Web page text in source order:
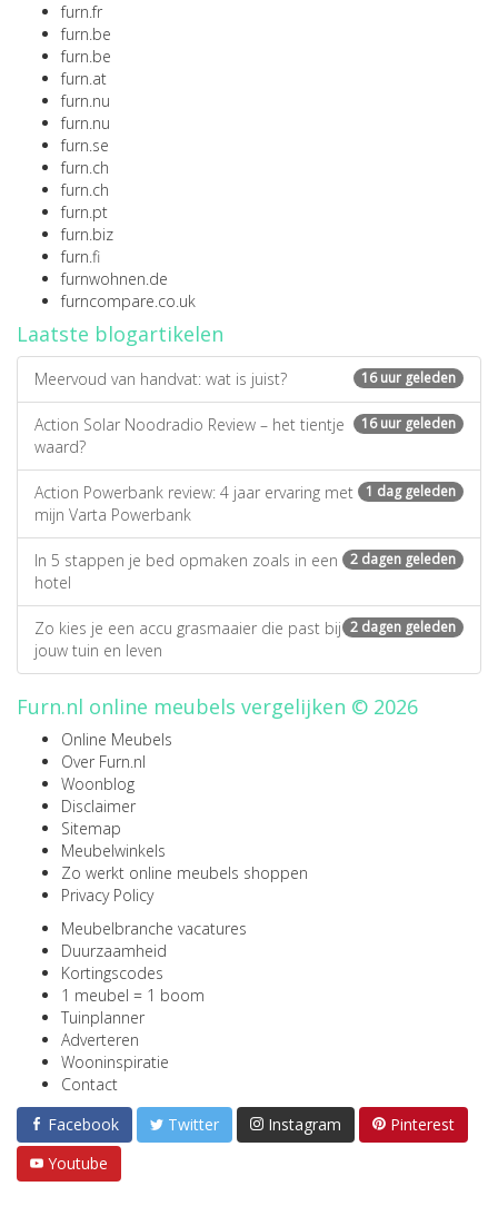
furn.fr
furn.be
furn.be
furn.at
furn.nu
furn.nu
furn.se
furn.ch
furn.ch
furn.pt
furn.biz
furn.fi
furnwohnen.de
furncompare.co.uk
Laatste blogartikelen
16 uur geleden
Meervoud van handvat: wat is juist?
16 uur geleden
Action Solar Noodradio Review – het tientje
waard?
1 dag geleden
Action Powerbank review: 4 jaar ervaring met
mijn Varta Powerbank
2 dagen geleden
In 5 stappen je bed opmaken zoals in een
hotel
2 dagen geleden
Zo kies je een accu grasmaaier die past bij
jouw tuin en leven
Furn.nl online meubels vergelijken © 2026
Online Meubels
Over Furn.nl
Woonblog
Disclaimer
Sitemap
Meubelwinkels
Zo werkt online meubels shoppen
Privacy Policy
Meubelbranche vacatures
Duurzaamheid
Kortingscodes
1 meubel = 1 boom
Tuinplanner
Adverteren
Wooninspiratie
Contact
Facebook
Twitter Instagram
Pinterest
Youtube